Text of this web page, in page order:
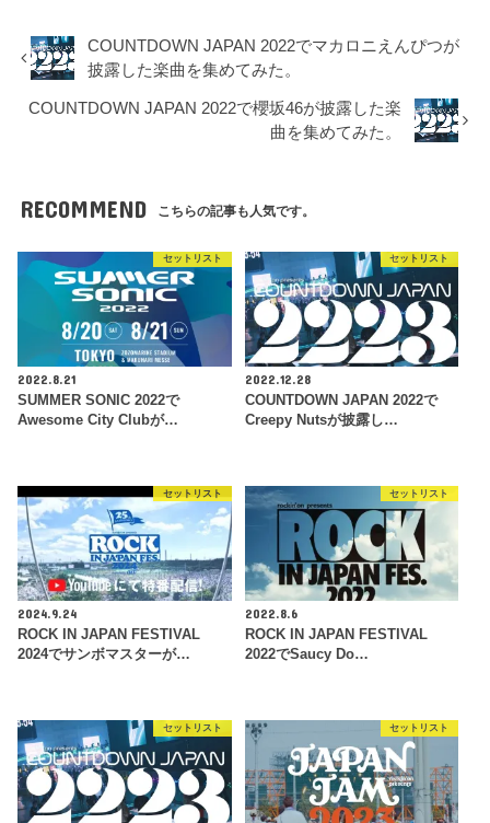
COUNTDOWN JAPAN 2022でマカロニえんぴつが
披露した楽曲を集めてみた。
COUNTDOWN JAPAN 2022で櫻坂46が披露した楽
曲を集めてみた。
RECOMMEND こちらの記事も人気です。
セットリスト
2022.8.21
SUMMER SONIC 2022で
Awesome City Clubが…
セットリスト
2022.12.28
COUNTDOWN JAPAN 2022で
Creepy Nutsが披露し…
セットリスト
2024.9.24
ROCK IN JAPAN FESTIVAL
2024でサンボマスターが…
セットリスト
2022.8.6
ROCK IN JAPAN FESTIVAL
2022でSaucy Do…
セットリスト セットリスト